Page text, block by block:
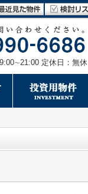
定休日：無休